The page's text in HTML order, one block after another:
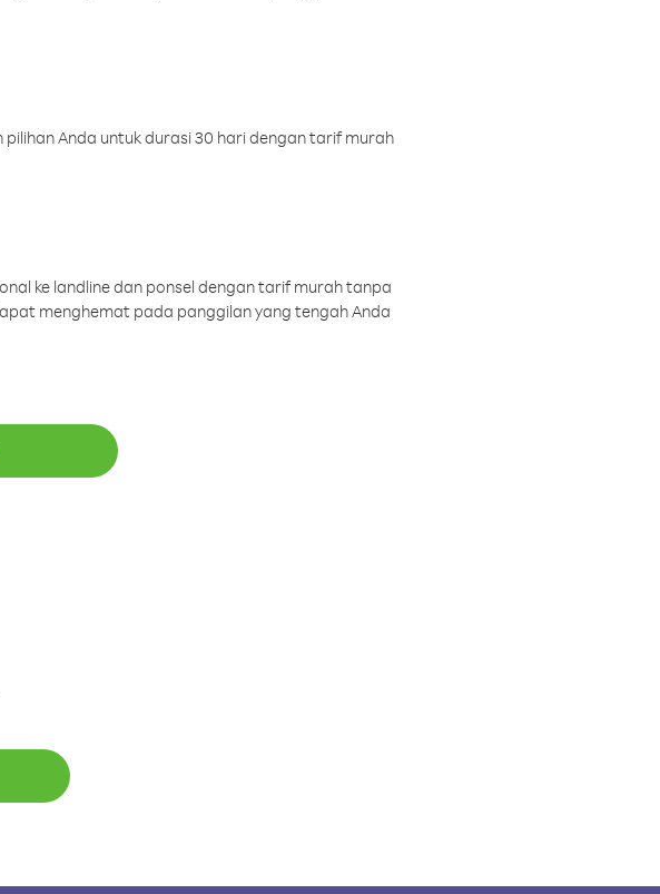
Anda untuk durasi 30 hari dengan tarif murah
ke landline dan ponsel dengan tarif murah tanpa
menghemat pada panggilan yang tengah Anda